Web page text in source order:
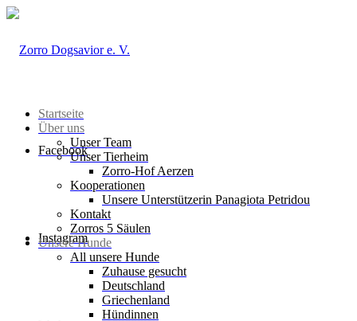
Facebook
Instagram
Startseite
Über uns
Unser Team
Unser Tierheim
Zorro-Hof Aerzen
Kooperationen
Unsere Unterstützerin Panagiota Petridou
Kontakt
Zorros 5 Säulen
Unsere Hunde
All unsere Hunde
Zuhause gesucht
Deutschland
Griechenland
Hündinnen